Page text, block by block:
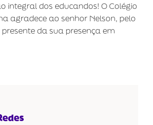
integral dos educandos! O Colégio
agradece ao senhor Nelson, pelo
da sua presença em